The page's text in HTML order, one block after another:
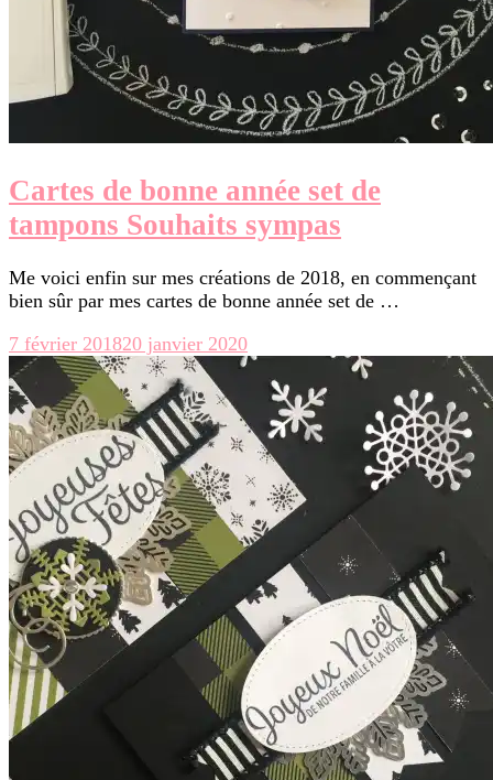
Cartes de bonne année set de
tampons Souhaits sympas
Me voici enfin sur mes créations de 2018, en commençant
bien sûr par mes cartes de bonne année set de …
7 février 201820 janvier 2020